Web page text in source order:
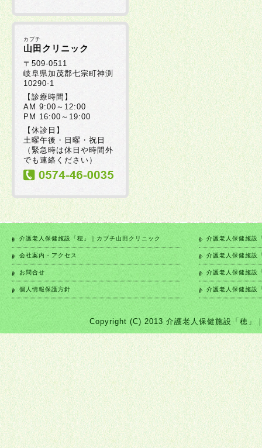
2025年07月08日
2025年06月20日
2025年06月19日
2025年06月17日 6
2025年06月05日
カブチ
山田クリニック
〒509-0511
岐阜県加茂郡七宗町神渕
10290-1
【診療時間】
AM 9:00～12:00
PM 16:00～19:00
【休診日】
土曜午後・日曜・祝日
（緊急時は休日や時間外
でも連絡ください）
介護老人保健施設「穂」｜カブチ山田クリニック
会社案内・アクセス
お問合せ
個人情報保護方針
介護老人保健施設
介護老人保健施設
介護老人保健施設
介護老人保健施設
Copyright (C) 2013 介護老人保健施設「穂